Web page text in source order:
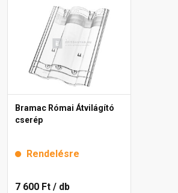
Bramac Római Átvilágító
cserép
Rendelésre
7 600 Ft / db